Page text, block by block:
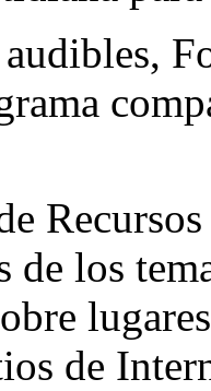
de los
de